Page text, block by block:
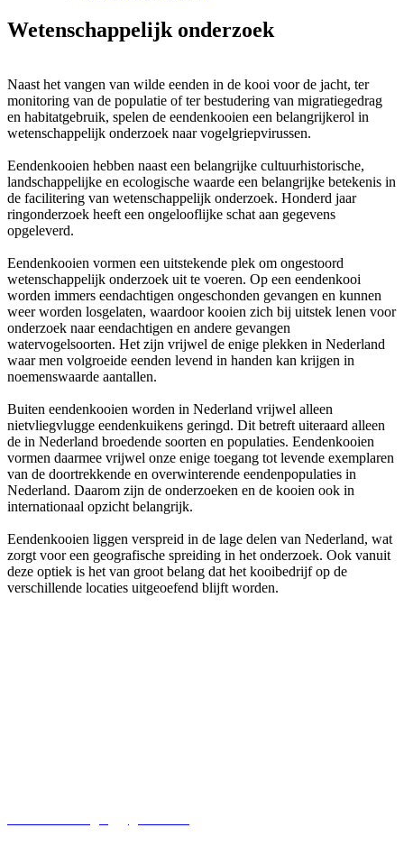
Wetenschappelijk onderzoek
Naast het vangen van wilde eenden in de kooi voor de jacht, ter
monitoring van de populatie of ter bestudering van migratiegedrag
en habitatgebruik, spelen de eendenkooien een belangrijkerol in
wetenschappelijk onderzoek naar vogelgriepvirussen.
Eendenkooien hebben naast een belangrijke cultuurhistorische,
landschappelijke en ecologische waarde een belangrijke betekenis in
de facilitering van wetenschappelijk onderzoek. Honderd jaar
ringonderzoek heeft een ongelooflijke schat aan gegevens
opgeleverd.
Eendenkooien vormen een uitstekende plek om ongestoord
wetenschappelijk onderzoek uit te voeren. Op een eendenkooi
worden immers eendachtigen ongeschonden gevangen en kunnen
weer worden losgelaten, waardoor kooien zich bij uitstek lenen voor
onderzoek naar eendachtigen en andere gevangen
watervogelsoorten. Het zijn vrijwel de enige plekken in Nederland
waar men volgroeide eenden levend in handen kan krijgen in
noemenswaarde aantallen.
Buiten eendenkooien worden in Nederland vrijwel alleen
nietvliegvlugge eendenkuikens geringd. Dit betreft uiteraard alleen
de in Nederland broedende soorten en populaties. Eendenkooien
vormen daarmee vrijwel onze enige toegang tot levende exemplaren
van de doortrekkende en overwinterende eendenpopulaties in
Nederland. Daarom zijn de onderzoeken en de kooien ook in
internationaal opzicht belangrijk.
Eendenkooien liggen verspreid in de lage delen van Nederland, wat
zorgt voor een geografische spreiding in het onderzoek. Ook vanuit
deze optiek is het van groot belang dat het kooibedrijf op de
verschillende locaties uitgeoefend blijft worden.